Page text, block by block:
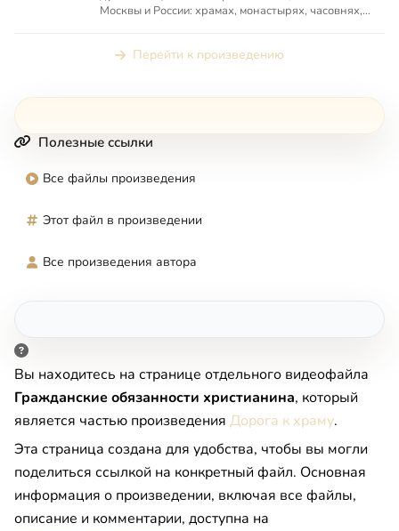
Москвы и России: храмах, монастырях, часовнях,
Перейти к произведению
Полезные ссылки
Все файлы произведения
Этот файл в произведении
Все произведения автора
Вы находитесь на странице отдельного видеофайла
Гражданские обязанности христианина, который
является частью произведения Дорога к храму.
Эта страница создана для удобства, чтобы вы могли
поделиться ссылкой на конкретный файл. Основная
информация о произведении, включая все файлы,
описание и комментарии, доступна на